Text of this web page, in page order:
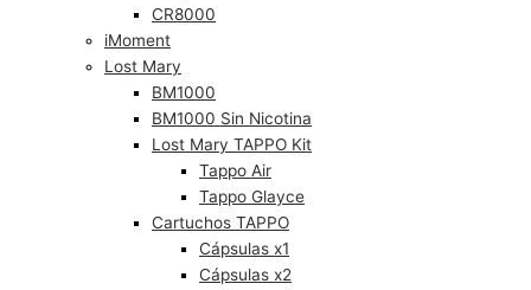
CR8000
iMoment
Lost Mary
BM1000
BM1000 Sin Nicotina
Lost Mary TAPPO Kit
Tappo Air
Tappo Glayce
Cartuchos TAPPO
Cápsulas x1
Cápsulas x2